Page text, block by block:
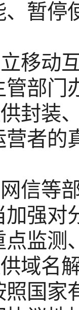
暂停
移动
部门
封装
者的
信等
强对
监测
域名
国家